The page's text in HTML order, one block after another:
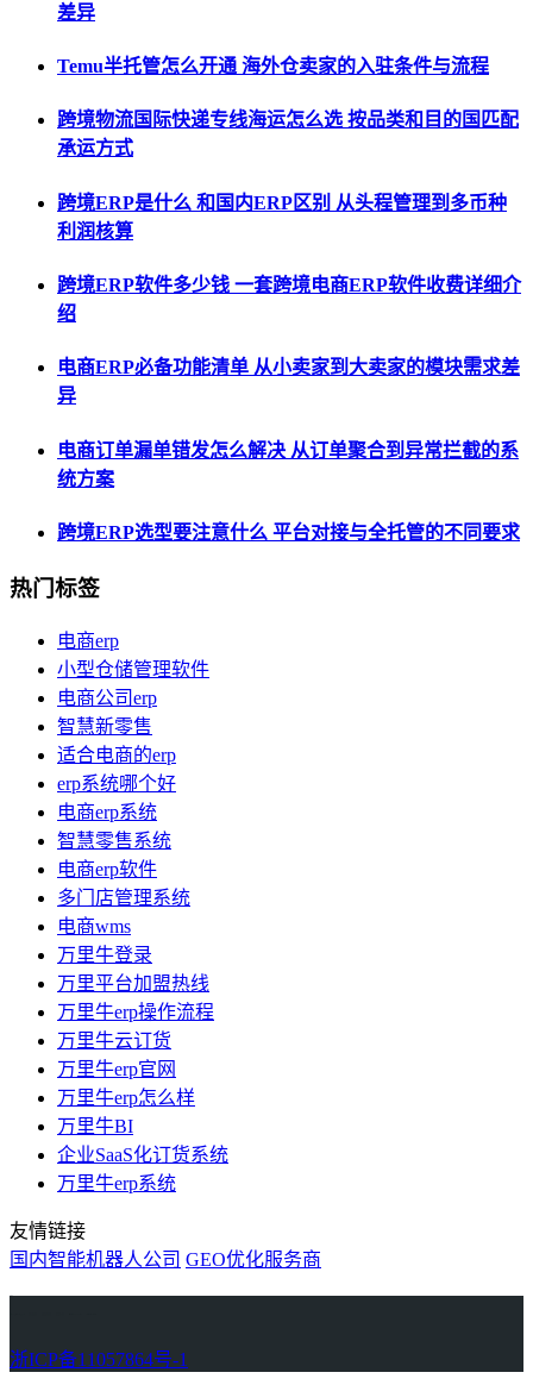
差异
Temu半托管怎么开通 海外仓卖家的入驻条件与流程
跨境物流国际快递专线海运怎么选 按品类和目的国匹配
承运方式
跨境ERP是什么 和国内ERP区别 从头程管理到多币种
利润核算
跨境ERP软件多少钱 一套跨境电商ERP软件收费详细介
绍
电商ERP必备功能清单 从小卖家到大卖家的模块需求差
异
电商订单漏单错发怎么解决 从订单聚合到异常拦截的系
统方案
跨境ERP选型要注意什么 平台对接与全托管的不同要求
热门标签
电商erp
小型仓储管理软件
电商公司erp
智慧新零售
适合电商的erp
erp系统哪个好
电商erp系统
智慧零售系统
电商erp软件
多门店管理系统
电商wms
万里牛登录
万里平台加盟热线
万里牛erp操作流程
万里牛云订货
万里牛erp官网
万里牛erp怎么样
万里牛BI
企业SaaS化订货系统
万里牛erp系统
友情链接
国内智能机器人公司 GEO优化服务商
浙ICP备11057864号-1